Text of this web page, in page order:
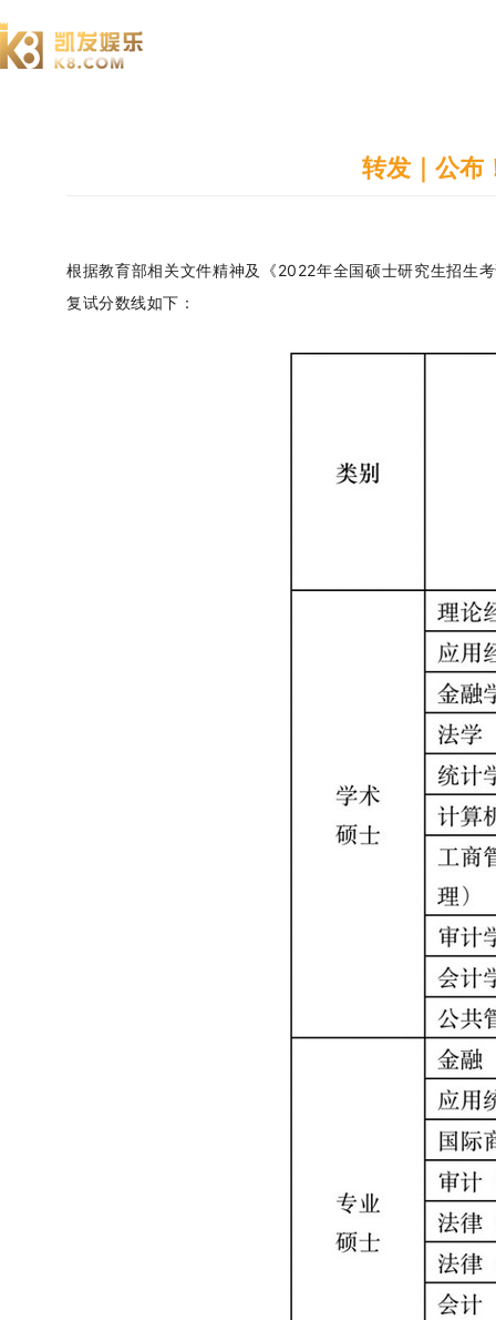
转发｜公布
根据教育部相关文件精神及《2022年全国硕士研究生招生
复试分数线如下：